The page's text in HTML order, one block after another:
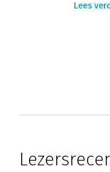
Lees
Henk
het